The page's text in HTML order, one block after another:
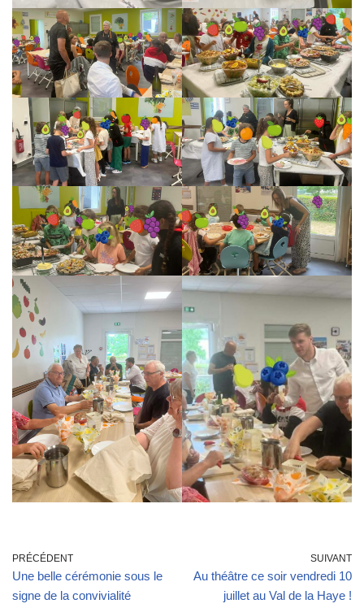
PRÉCÉDENT
Une belle cérémonie sous le
signe de la convivialité
SUIVANT
Au théâtre ce soir vendredi 10
juillet au Val de la Haye !